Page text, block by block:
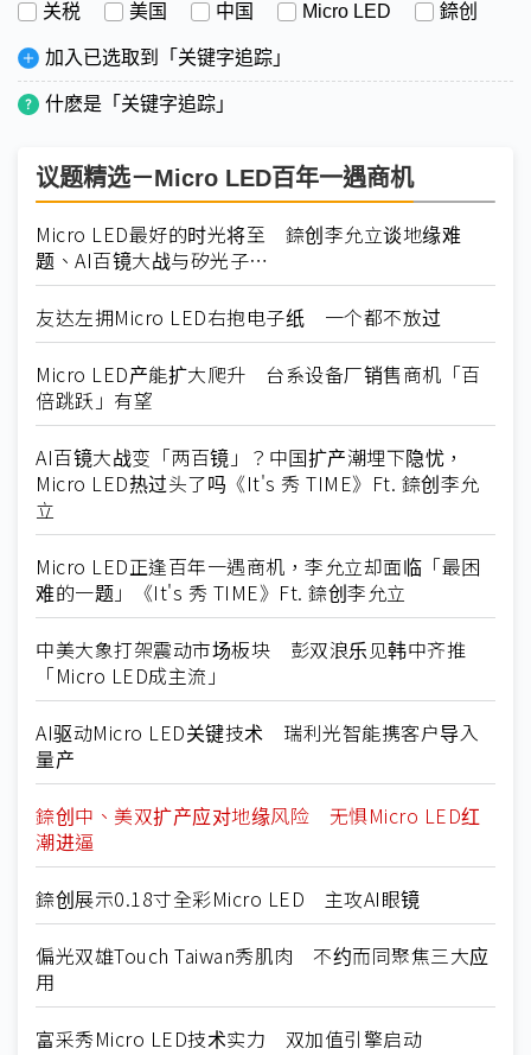
关税 美国 中国 Micro LED 錼创
加入已选取到「关键字追踪」
什麽是「关键字追踪」
议题精选－Micro LED百年一遇商机
Micro LED最好的时光将至 錼创李允立谈地缘难
题、AI百镜大战与矽光子⋯
友达左拥Micro LED右抱电子纸 一个都不放过
Micro LED产能扩大爬升 台系设备厂销售商机「百
倍跳跃」有望
AI百镜大战变「两百镜」？中国扩产潮埋下隐忧，
Micro LED热过头了吗《It's 秀 TIME》Ft. 錼创李允
立
Micro LED正逢百年一遇商机，李允立却面临「最困
难的一题」《It's 秀 TIME》Ft. 錼创李允立
中美大象打架震动市场板块 彭双浪乐见韩中齐推
「Micro LED成主流」
AI驱动Micro LED关键技术 瑞利光智能携客户导入
量产
錼创中、美双扩产应对地缘风险 无惧Micro LED红
潮进逼
錼创展示0.18寸全彩Micro LED 主攻AI眼镜
偏光双雄Touch Taiwan秀肌肉 不约而同聚焦三大应
用
富采秀Micro LED技术实力 双加值引擎启动